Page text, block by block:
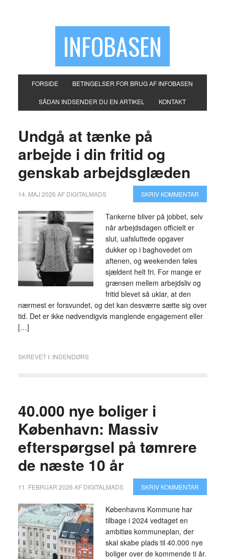
INFOBASEN
FORSIDE BETINGELSER FOR BRUG AF INFOBASEN
SÅDAN INDSENDER DU EN ARTIKEL KONTAKT
Undgå at tænke på
arbejde i din fritid og
genskab arbejdsglæden
14. MAJ 2026 AF DIGITALMADS SKRIV KOMMENTAR
Tankerne bliver på jobbet, selv
når arbejdsdagen officielt er
slut, uafsluttede opgaver
dukker op i baghovedet om
aftenen, og weekenden føles
sjældent helt fri. For mange er
grænsen mellem arbejdsliv og
fritid blevet så uklar, at den
nærmest er forsvundet, og det kan desværre sætte sig over
tid. Det er ikke nødvendigvis manglende engagement eller
[…]
SKREVET I: INDENDØRS
40.000 nye boliger i
København: Massiv
efterspørgsel på tømrere
de næste 10 år
11. FEBRUAR 2026 AF DIGITALMADS SKRIV KOMMENTAR
Københavns Kommune har
tilbage i 2024 vedtaget en
ambitiøs kommuneplan, der
skal skabe plads til 40.000 nye
boliger over de kommende ti år.